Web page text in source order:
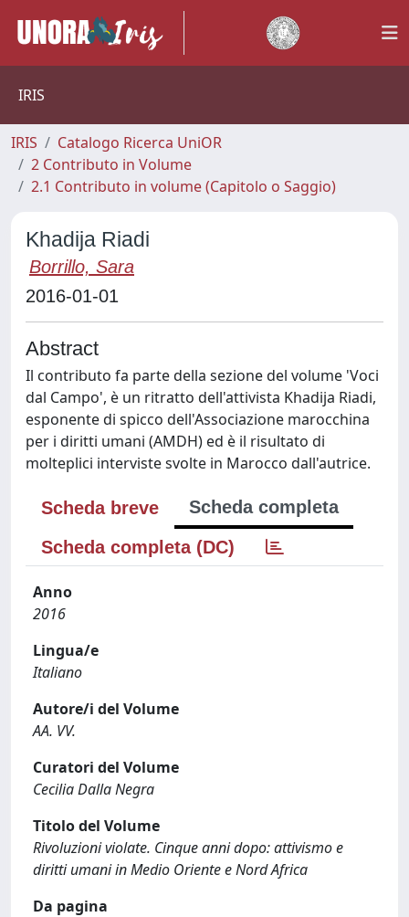
IRIS
IRIS
Catalogo Ricerca UniOR
2 Contributo in Volume
2.1 Contributo in volume (Capitolo o Saggio)
Khadija Riadi
Borrillo, Sara
2016-01-01
Abstract
Il contributo fa parte della sezione del volume 'Voci
dal Campo', è un ritratto dell'attivista Khadija Riadi,
esponente di spicco dell'Associazione marocchina
per i diritti umani (AMDH) ed è il risultato di
molteplici interviste svolte in Marocco dall'autrice.
Scheda breve
Scheda completa
Scheda completa (DC)
Anno
2016
Lingua/e
Italiano
Autore/i del Volume
AA. VV.
Curatori del Volume
Cecilia Dalla Negra
Titolo del Volume
Rivoluzioni violate. Cinque anni dopo: attivismo e
diritti umani in Medio Oriente e Nord Africa
Da pagina